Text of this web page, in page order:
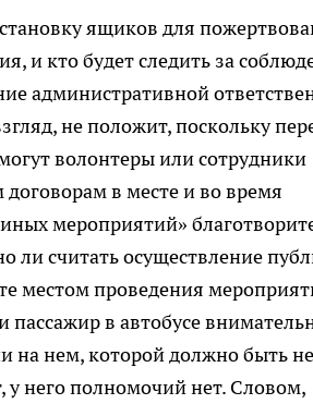
ящиков для
и кто будет следить за
административной
не положит, поскольку
волонтеры или сотрудники
в месте и во время
мероприятий»
ли считать осуществление
местом проведения
в автобусе
на нем, которой должно быть
у него полномочий нет. Словом,